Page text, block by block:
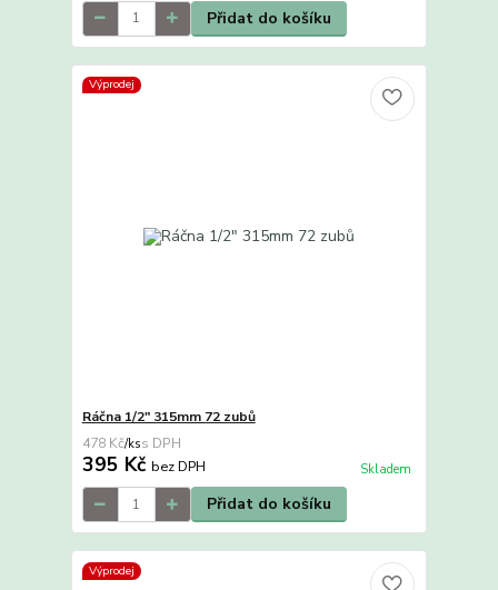
Přidat do košíku
Výprodej
Ráčna 1/2" 315mm 72 zubů
478 Kč/ks
395 Kč bez DPH Skladem
Přidat do košíku
Výprodej